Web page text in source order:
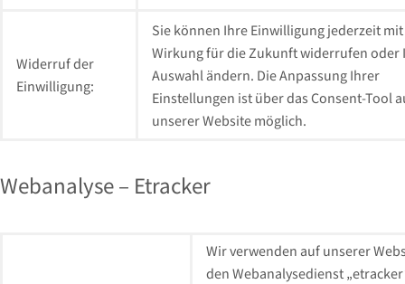
Widerruf der
Einwilligung:
Sie können Ihre Einwilligung jederzeit mit
Wirkung für die Zukunft widerrufen oder
Auswahl ändern. Die Anpassung Ihrer
Einstellungen ist über das Consent-Tool
unserer Website möglich.
Webanalyse – Etracker
Wir verwenden auf unserer
den Webanalysedienst